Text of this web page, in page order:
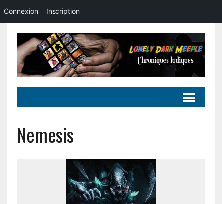
Nemesis
Connexion Inscription